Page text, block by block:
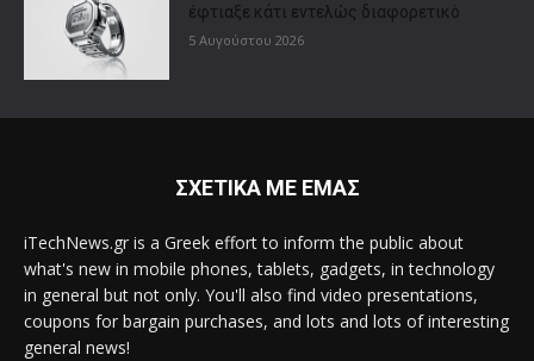
έφτιαξε κάτι εντελώς διαφορετικό
5 Αυγούστου 2026
ΣΧΕΤΙΚΑ ΜΕ ΕΜΑΣ
iTechNews.gr is a Greek effort to inform the public about
what's new in mobile phones, tablets, gadgets, in technology
in general but not only. You'll also find video presentations,
coupons for bargain purchases, and lots and lots of interesting
general news!